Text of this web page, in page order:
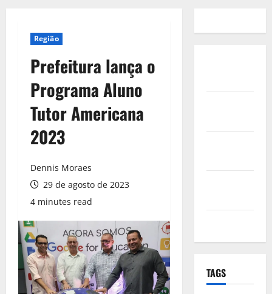
Região
Prefeitura lança o
Programa Aluno
Tutor Americana
2023
Dennis Moraes
29 de agosto de 2023
4 minutes read
TAGS